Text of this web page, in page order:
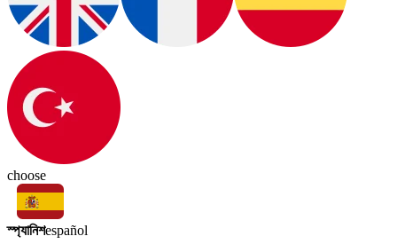
choose
স্প্যানিশespañol